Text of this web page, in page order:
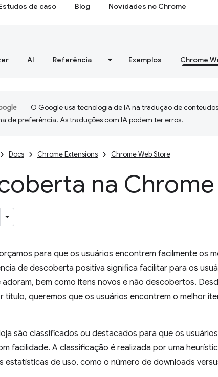
de caso Blog Novidades no Chrome
AI Referência Exemplos Chrome
O Google usa tecnologia de IA na tradução de conteúdos
de preferência. As traduções com IA podem ter erros.
Docs Chrome Extensions Chrome Web Store
na
para que os usuários encontrem facilmente os
de descoberta positiva significa facilitar para os
bem como itens novos e não descobertos.
título, queremos que os usuários encontrem o melhor
são classificados ou destacados para que os
facilidade. A classificação é realizada por uma
estatísticas de uso, como o número de downloads